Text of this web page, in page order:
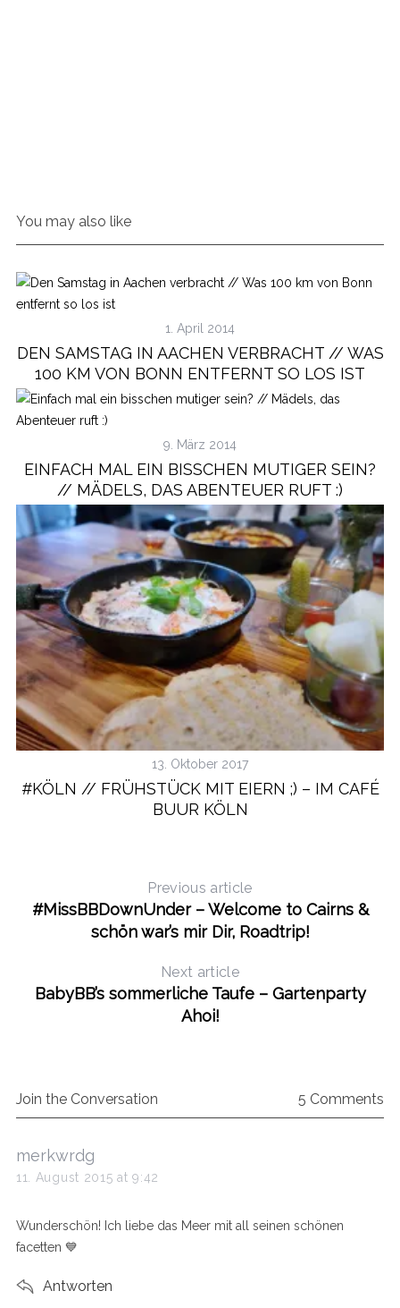
You may also like
1. April 2014
DEN SAMSTAG IN AACHEN VERBRACHT // WAS
100 KM VON BONN ENTFERNT SO LOS IST
9. März 2014
EINFACH MAL EIN BISSCHEN MUTIGER SEIN?
// MÄDELS, DAS ABENTEUER RUFT :)
13. Oktober 2017
#KÖLN // FRÜHSTÜCK MIT EIERN ;) – IM CAFÉ
BUUR KÖLN
Previous article
#MissBBDownUnder – Welcome to Cairns &
schön war’s mir Dir, Roadtrip!
Next article
BabyBB’s sommerliche Taufe – Gartenparty
Ahoi!
Join the Conversation 5 Comments
s
a
s
:
merkwrdg
11. August 2015 at 9:42
Wunderschön! Ich liebe das Meer mit all seinen schönen
facetten 💙
Antworten